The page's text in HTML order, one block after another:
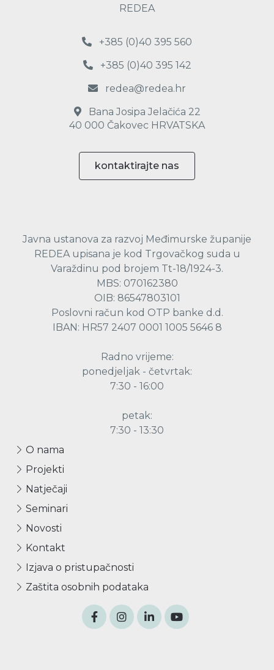
REDEA
+385 (0)40 395 560
+385 (0)40 395 142
redea@redea.hr
Bana Josipa Jelačića 22
40 000 Čakovec HRVATSKA
kontaktirajte nas
Javna ustanova za razvoj Međimurske županije
REDEA upisana je kod Trgovačkog suda u
Varaždinu pod brojem Tt-18/1924-3.
MBS: 070162380
OIB: 86547803101
Poslovni račun kod OTP banke d.d.
IBAN: HR57 2407 0001 1005 5646 8
Radno vrijeme:
ponedjeljak - četvrtak:
7:30 - 16:00
petak:
7:30 - 13:30
O nama
Projekti
Natječaji
Seminari
Novosti
Kontakt
Izjava o pristupačnosti
Zaštita osobnih podataka